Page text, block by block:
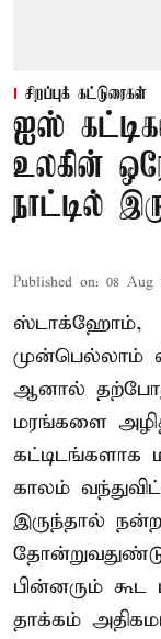
சிறப்புக் கட்டுரைகள்
ஐஸ்
உலகின்
நாட்டில்
Published on: 08 Aug
ஸ்டாக்ஹோம்,
முன்பெல்லாம்
ஆனால்
மரங்களை
காலம்
இருந்தால்
பின்னரும்
தாக்கம்